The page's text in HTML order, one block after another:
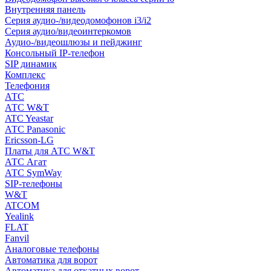
Внутренняя панель
Серия аудио-/видеодомофонов i3/i2
Серия аудио/видеоинтеркомов
Аудио-/видеошлюзы и пейджинг
Консольный IP-телефон
SIP динамик
Комплекс
Телефония
АТС
АТС W&T
ATC Yeastar
АТС Panasonic
Ericsson-LG
Платы для АТС W&T
АТС Агат
АТС SymWay
SIP-телефоны
W&T
ATCOM
Yealink
FLAT
Fanvil
Аналоговые телефоны
Автоматика для ворот